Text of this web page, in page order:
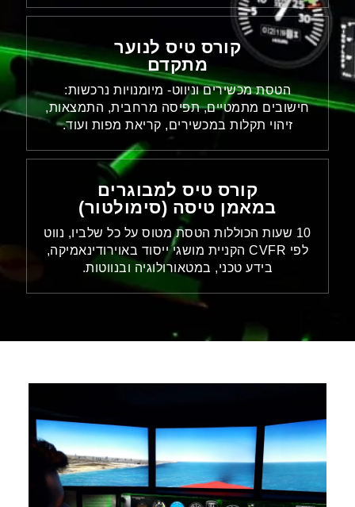
קורס טיס לנוער
מתקדם
הטסת מכשירים וניווט- מיומנויות נרכשות:
חישובים מתמטיים, תפיסה מרחבית, התמצאות,
זיהוי תקלות במכשירים, קריאת מפות ועוד.
קורס טיס למבוגרים
במאמן טיסה (סימולטור)
10 שעות הכוללות הטסת מטוס על כל שלביו, נווט
לפי CVFR הקניית מושגי ייסוד באוירודינאמיקה,
בידע טכני, במטאורולוגיה ובנווטות.